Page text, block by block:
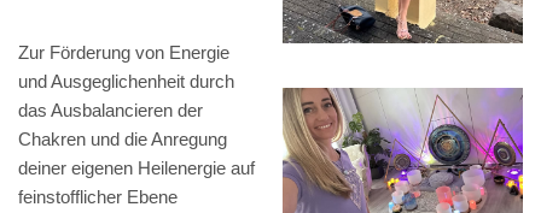
Zur Förderung von Energie
und Ausgeglichenheit durch
das Ausbalancieren der
Chakren und die Anregung
deiner eigenen Heilenergie auf
feinstofflicher Ebene